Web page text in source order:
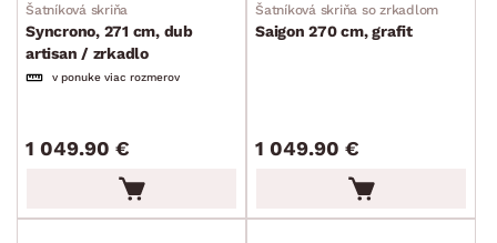
Šatníková skriňa
Syncrono, 271 cm, dub
artisan / zrkadlo
v ponuke viac rozmerov
1 049.90 €
Šatníková skriňa so zrkadlom
Saigon 270 cm, grafit
1 049.90 €